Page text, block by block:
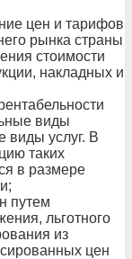
цен и тарифов
рынка страны
стоимости
накладных и
виды
виды услуг. В
таких
в размере
путем
льготного
из
цен